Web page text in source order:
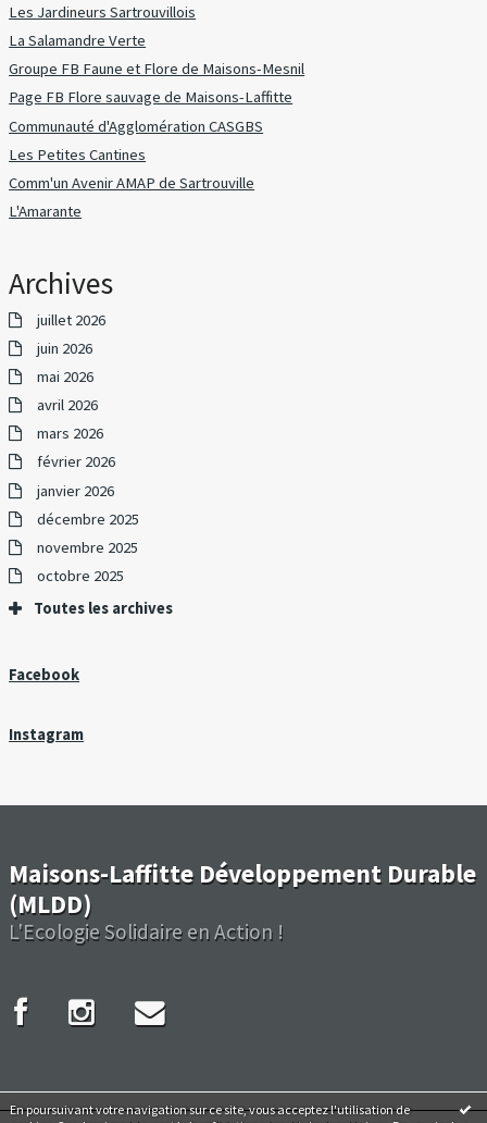
En poursuivant votre navigation sur ce site, vous acceptez l'utilisation de
Les Jardineurs Sartrouvillois
La Salamandre Verte
Groupe FB Faune et Flore de Maisons-Mesnil
Page FB Flore sauvage de Maisons-Laffitte
Communauté d'Agglomération CASGBS
Les Petites Cantines
Comm'un Avenir AMAP de Sartrouville
L'Amarante
Archives
juillet 2026
juin 2026
mai 2026
avril 2026
mars 2026
février 2026
janvier 2026
décembre 2025
novembre 2025
octobre 2025
Toutes les archives
Facebook
Instagram
Maisons-Laffitte Développement Durable
(MLDD)
L'Ecologie Solidaire en Action !